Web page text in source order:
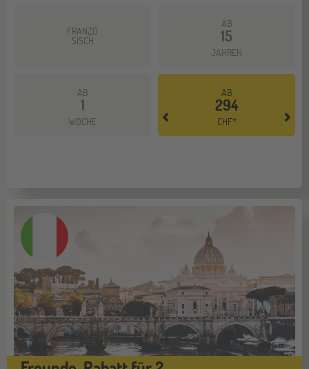
FRANZÖ
SISCH
AB
15
JAHREN
AB
1
WOCHE
AB
294
CHF*